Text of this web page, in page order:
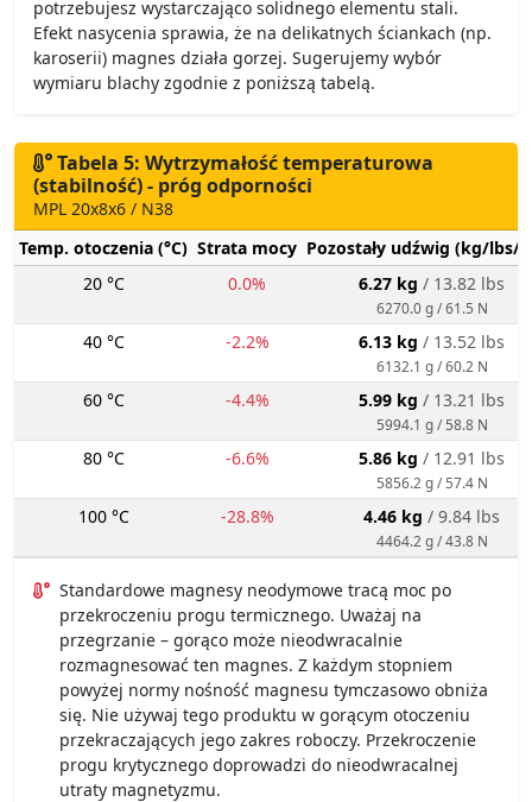
potrzebujesz wystarczająco solidnego elementu stali.
Efekt nasycenia sprawia, że na delikatnych ściankach (np.
karoserii) magnes działa gorzej. Sugerujemy wybór
wymiaru blachy zgodnie z poniższą tabelą.
Tabela 5: Wytrzymałość temperaturowa
(stabilność) - próg odporności
MPL 20x8x6 / N38
Temp. otoczenia (°C) Strata mocy Pozostały udźwig (kg/lbs/
20 °C
0.0% 6.27 kg / 13.82 lbs
6270.0 g / 61.5 N
40 °C -2.2% 6.13 kg / 13.52 lbs
6132.1 g / 60.2 N
60 °C -4.4% 5.99 kg / 13.21 lbs
5994.1 g / 58.8 N
80 °C -6.6% 5.86 kg / 12.91 lbs
5856.2 g / 57.4 N
100 °C -28.8% 4.46 kg / 9.84 lbs
4464.2 g / 43.8 N
Standardowe magnesy neodymowe tracą moc po
przekroczeniu progu termicznego. Uważaj na
przegrzanie – gorąco może nieodwracalnie
rozmagnesować ten magnes. Z każdym stopniem
powyżej normy nośność magnesu tymczasowo obniża
się. Nie używaj tego produktu w gorącym otoczeniu
przekraczających jego zakres roboczy. Przekroczenie
progu krytycznego doprowadzi do nieodwracalnej
utraty magnetyzmu.